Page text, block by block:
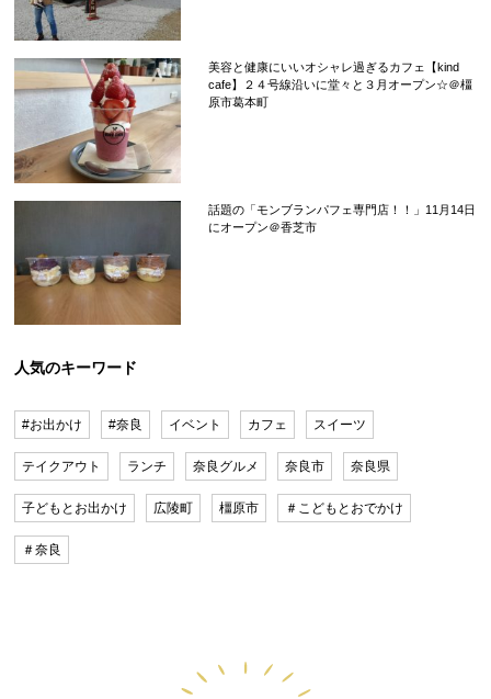
美容と健康にいいオシャレ過ぎるカフェ【kind
cafe】２４号線沿いに堂々と３月オープン☆＠橿
原市葛本町
話題の「モンブランパフェ専門店！！」11月14日
にオープン＠香芝市
人気のキーワード
#お出かけ #奈良 イベント カフェ スイーツ
テイクアウト ランチ 奈良グルメ 奈良市 奈良県
子どもとお出かけ 広陵町 橿原市 ＃こどもとおでかけ
＃奈良